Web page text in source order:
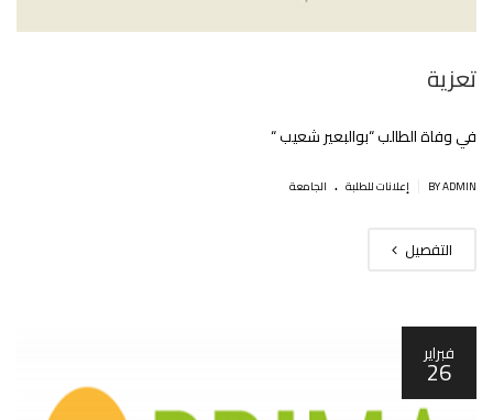
تعزية
في وفاة الطالب “بوالبعير شعيب “
BY ADMIN إعلانات للطلبة . الجامعة
التفصيل
فبراير
26